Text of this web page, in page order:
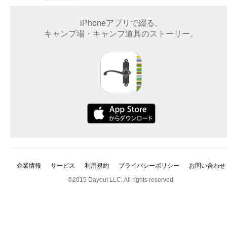
iPhoneアプリで綴る、
キャンプ場・キャンプ道具のストーリー。
企業情報 サービス 利用規約 プライバシーポリシー
お問い合わせ
©2015 Dayout LLC. All rights reserved.